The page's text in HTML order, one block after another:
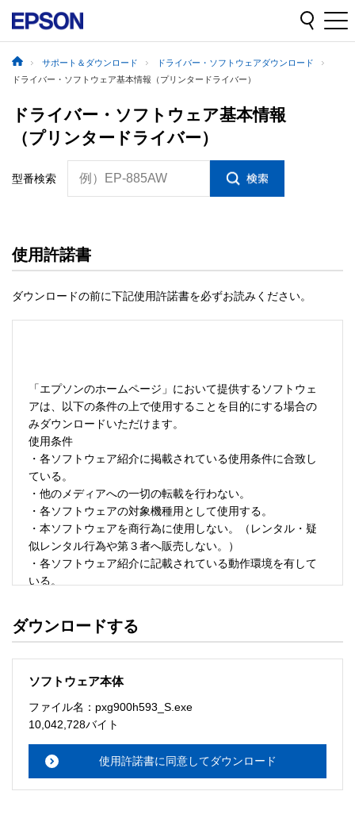
サポート＆ダウンロード
ドライバー・ソフトウェアダウンロード
ドライバー・ソフトウェア基本情報（プリンタードライバー）
ドライバー・ソフトウェア基本情報
（プリンタードライバー）
型番検索 例）EP-885AW
使用許諾書
ダウンロードの前に下記使用許諾書を必ずお読みください。
「エプソンのホームページ」において提供するソフトウェ
アは、以下の条件の上で使用することを目的にする場合の
みダウンロードいただけます。
使用条件
・各ソフトウェア紹介に掲載されている使用条件に合致し
ている。
・他のメディアへの一切の転載を行わない。
・各ソフトウェアの対象機種用として使用する。
・本ソフトウェアを商行為に使用しない。（レンタル・疑
似レンタル行為や第３者へ販売しない。）
・各ソフトウェア紹介に記載されている動作環境を有して
いる。
・ソフトウェアを改変、またはリバースエンジニアリング
ソフトウェアのサポート
・本サーバでは、ユーザーサポートは行いません。搭載ソ
メーションセンターまでお願い
ルをお読み下さい。
ダウンロードする
ソフトウェア本体
ファイル名：pxg900h593_S.exe
10,042,728バイト
使用許諾書に同意してダウンロード